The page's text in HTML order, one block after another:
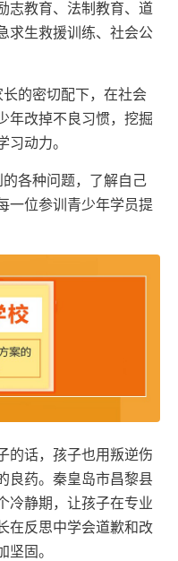
志教育、法制教育、道
求生救援训练、社会公
的密切配下，在社会
年改掉不良习惯，挖掘
习动力。
各种问题，了解自己
一位参训青少年学员提
的话，孩子也用叛逆伤
良药。秦皇岛市昌黎县
冷静期，让孩子在专业
在反思中学会道歉和改
坚固。